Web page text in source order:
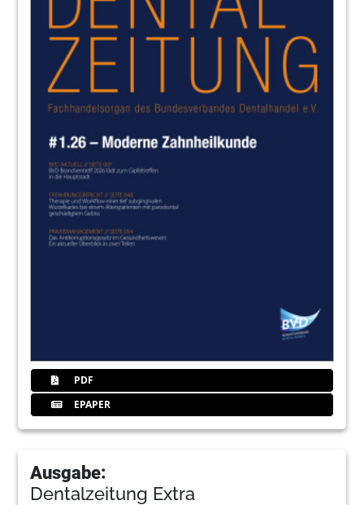
PDF
EPAPER
Ausgabe:
Dentalzeitung Extra